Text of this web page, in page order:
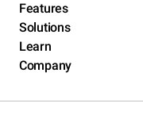
Features
Solutions
Learn
Company